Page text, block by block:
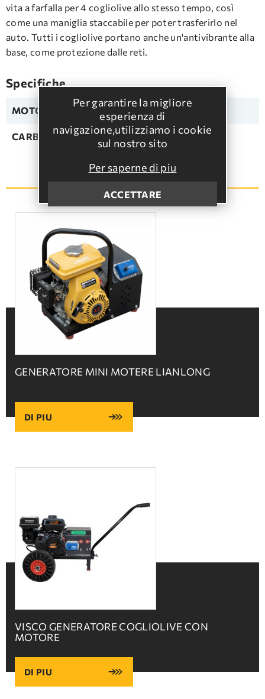
Per garantire la migliore
esperienza di
navigazione,utilizziamo i cookie
sul nostro sito
Per saperne di piu
ACCETTARE
vita a farfalla per 4 cogliolive allo stesso tempo, così
come una maniglia staccabile per poter trasferirlo nel
auto. Tutti i cogliolive portano anche un'antivibrante alla
base, come protezione dalle reti.
Specifiche
MOTORE: HONDA
CARBURANTE: Senza piombo
VEDI ALTRO
GENERATORE MINI MOTERE LIANLONG
DI PIU
VISCO GENERATORE COGLIOLIVE CON
MOTORE
DI PIU